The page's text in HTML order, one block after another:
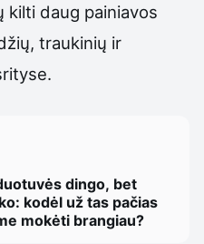
kilti daug painiavos
traukinių ir
dingo, bet
kodėl už tas pačias
mokėti brangiau?